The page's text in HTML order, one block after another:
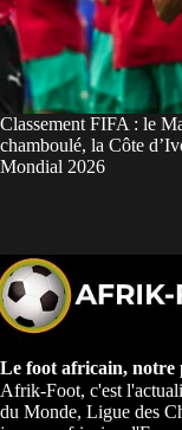
Classement FIFA : le
chamboulé, la Côte
Mondial 2026
Le foot africain, notre
Afrik-Foot, c'est
du Monde, Ligue des